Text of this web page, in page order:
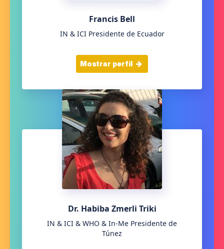
Francis Bell
IN & ICI Presidente de Ecuador
Mostrar perfil
Dr. Habiba Zmerli Triki
IN & ICI & WHO & In-Me Presidente de
Túnez